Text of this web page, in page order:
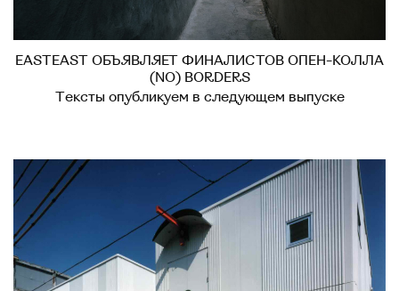
EASTEAST ОБЪЯВЛЯЕТ ФИНАЛИСТОВ ОПЕН-КОЛЛА
(NO) BORDERS
Тексты опубликуем в следующем выпуске